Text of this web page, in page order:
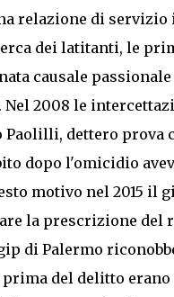
relazione di
dei latitanti, le
causale
2008 le
Paolilli, dettero
dopo l'omicidio
motivo nel 2015 il
la prescrizione del
di Palermo
del delitto